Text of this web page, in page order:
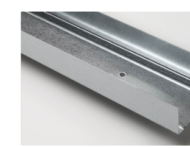
Guida STANDARD 75
SINIAT